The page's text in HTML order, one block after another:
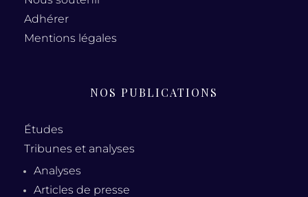
Adhérer
Mentions légales
NOS PUBLICATIONS
Études
Tribunes et analyses
Analyses
Articles de presse